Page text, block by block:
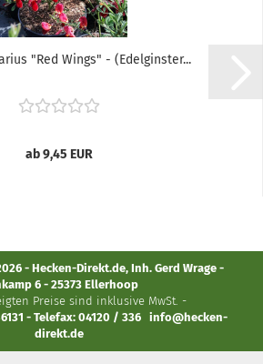
"Red Wings" - (Edelginster...
ab 9,45 EUR
- Hecken-Direkt.de, Inh. Gerd Wrage -
6 - 25373 Ellerhoop
Preise sind inklusive MwSt. -
- Telefax: 04120 / 336 info@hecken-
direkt.de